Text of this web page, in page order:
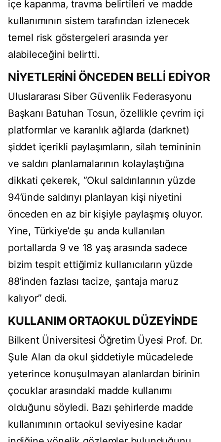
içe kapanma, travma belirtileri ve madde
kullanımının sistem tarafından izlenecek
temel risk göstergeleri arasında yer
alabileceğini belirtti.
NİYETLERİNİ ÖNCEDEN BELLİ EDİYOR
Uluslararası Siber Güvenlik Federasyonu
Başkanı Batuhan Tosun, özellikle çevrim içi
platformlar ve karanlık ağlarda (darknet)
şiddet içerikli paylaşımların, silah temininin
ve saldırı planlamalarının kolaylaştığına
dikkati çekerek, “Okul saldırılarının yüzde
94’ünde saldırıyı planlayan kişi niyetini
önceden en az bir kişiyle paylaşmış oluyor.
Yine, Türkiye’de şu anda kullanılan
portallarda 9 ve 18 yaş arasında sadece
bizim tespit ettiğimiz kullanıcıların yüzde
88’inden fazlası tacize, şantaja maruz
kalıyor” dedi.
KULLANIM ORTAOKUL DÜZEYİNDE
Bilkent Üniversitesi Öğretim Üyesi Prof. Dr.
Şule Alan da okul şiddetiyle mücadelede
yeterince konuşulmayan alanlardan birinin
çocuklar arasındaki madde kullanımı
olduğunu söyledi. Bazı şehirlerde madde
kullanımının ortaokul seviyesine kadar